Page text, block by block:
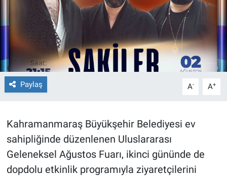
Paylaş A- A+
Kahramanmaraş Büyükşehir Belediyesi ev
sahipliğinde düzenlenen Uluslararası
Geleneksel Ağustos Fuarı, ikinci gününde de
dopdolu etkinlik programıyla ziyaretçilerini
İlçeler
MAGAZİN
Bilim, Teknoloji
ASAYİŞ
HABERDE İNSAN
EĞİTİM